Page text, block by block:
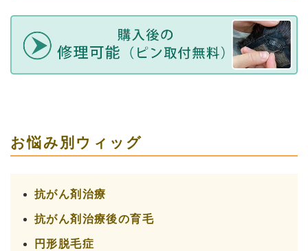
お悩み別ウィッグ
抗がん剤治療
抗がん剤治療後の育毛
円形脱毛症